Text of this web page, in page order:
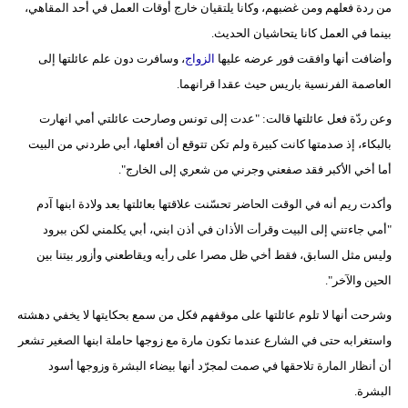
من ردة فعلهم ومن غضبهم، وكانا يلتقيان خارج أوقات العمل في أحد المقاهي،
بينما في العمل كانا يتحاشيان الحديث.
وأضافت أنها وافقت فور عرضه عليها الزواج، وسافرت دون علم عائلتها إلى
العاصمة الفرنسية باريس حيث عقدا قرانهما.
وعن ردّة فعل عائلتها قالت: "عدت إلى تونس وصارحت عائلتي أمي انهارت
بالبكاء، إذ صدمتها كانت كبيرة ولم تكن تتوقع أن أفعلها، أبي طردني من البيت
أما أخي الأكبر فقد صفعني وجرني من شعري إلى الخارج".
وأكدت ريم أنه في الوقت الحاضر تحسّنت علاقتها بعائلتها بعد ولادة ابنها آدم
"أمي جاءتني إلى البيت وقرأت الأذان في أذن ابني، أبي يكلمني لكن ببرود
وليس مثل السابق، فقط أخي ظل مصرا على رأيه ويقاطعني وأزور بيتنا بين
الحين والآخر".
وشرحت أنها لا تلوم عائلتها على موقفهم فكل من سمع بحكايتها لا يخفي دهشته
واستغرابه حتى في الشارع عندما تكون مارة مع زوجها حاملة ابنها الصغير تشعر
أن أنظار المارة تلاحقها في صمت لمجرّد أنها بيضاء البشرة وزوجها أسود
البشرة.